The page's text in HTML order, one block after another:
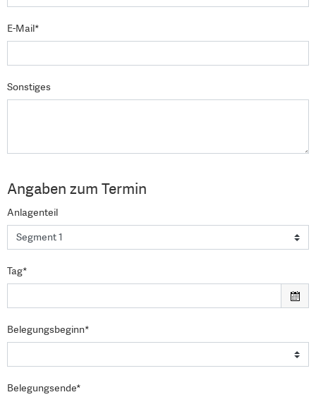
E-Mail*
Sonstiges
Angaben zum Termin
Anlagenteil
Tag*
Belegungsbeginn*
Belegungsende*